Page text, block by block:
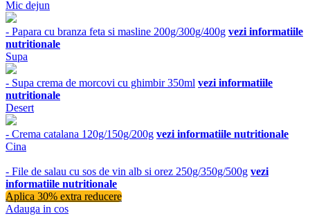
Mic dejun
- Papara cu branza feta si masline 200g/300g/400g vezi informatiile
nutritionale
Supa
- Supa crema de morcovi cu ghimbir 350ml vezi informatiile
nutritionale
Desert
- Crema catalana 120g/150g/200g vezi informatiile nutritionale
Cina
- File de salau cu sos de vin alb si orez 250g/350g/500g vezi
informatiile nutritionale
Aplica 30% extra reducere
Adauga in cos